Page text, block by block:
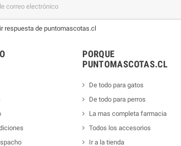
respuesta de puntomascotas.cl
PORQUE
PUNTOMASCOTAS.CL
De todo para gatos
De todo para perros
La mas completa farmacia
Todos los accesorios
Ir a la tienda